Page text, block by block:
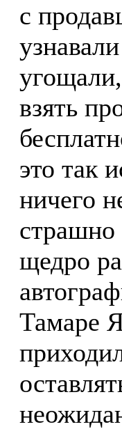
с
взять
это так
ничего
щедро
Тамаре